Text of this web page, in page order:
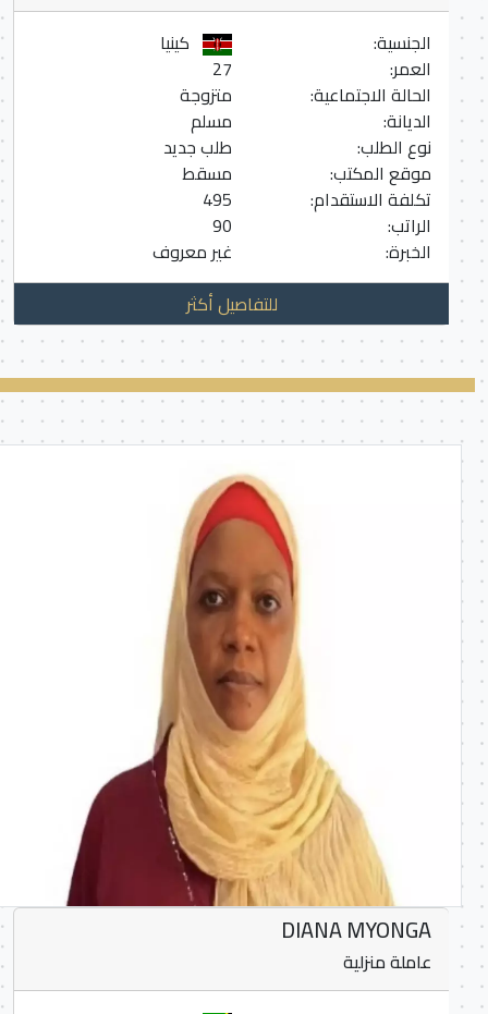
الجنسية:
كينيا
العمر:
الحالة الاجتماعية:
متزوجة
الديانة:
مسلم
نوع الطلب:
طلب جديد
موقع المكتب:
مسقط
تكلفة الاستقدام:
495
الراتب:
الخبرة:
غير معروف
للتفاصيل أكثر
DIANA MYONGA
عاملة منزلية